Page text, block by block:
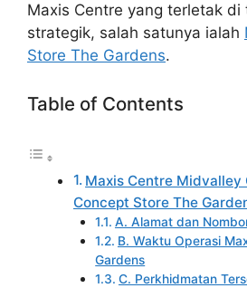
Maxis Centre yang terletak
strategik, salah satunya ialah
Store The Gardens.
Table of Contents
Maxis Centre Midvalley
Concept Store The
A. Alamat dan
B. Waktu Operasi
Gardens
C. Perkhidmatan